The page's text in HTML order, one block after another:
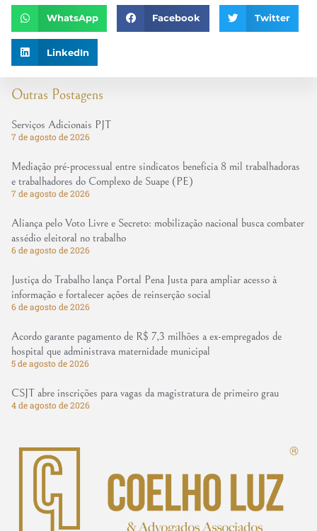
Outras Postagens
Serviços Adicionais PJT
7 de agosto de 2026
Mediação pré-processual entre sindicatos beneficia 8 mil trabalhadoras
e trabalhadores do Complexo de Suape (PE)
7 de agosto de 2026
Aliança pelo Voto Livre e Secreto: mobilização nacional busca combater
assédio eleitoral no trabalho
6 de agosto de 2026
Justiça do Trabalho lança Portal Pena Justa para ampliar acesso à
informação e fortalecer ações de reinserção social
6 de agosto de 2026
Acordo garante pagamento de R$ 7,3 milhões a ex-empregados de
hospital que administrava maternidade municipal
5 de agosto de 2026
CSJT abre inscrições para vagas da magistratura de primeiro grau
4 de agosto de 2026
WhatsApp Facebook Twitter
LinkedIn